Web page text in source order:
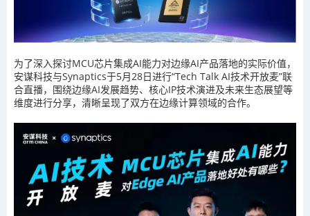
为了深入探讨MCU芯片集成AI能力对边缘AI产品落地的实际价值，
安谋科技与Synaptics于5月28日进行“Tech Talk AI技术开放麦”联
合直播，围绕边缘AI发展趋势、核心IP技术演进及未来生态展望等
维度进行分享，清晰呈现了双方在边缘计算领域的合作。